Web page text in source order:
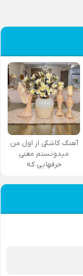
آهنگ کاشکی از اول من
میدونستم معنی
حرفهایی که